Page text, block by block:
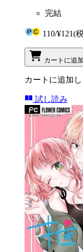
完結
110/¥121(
カートに追加
カートに追加
試し読み